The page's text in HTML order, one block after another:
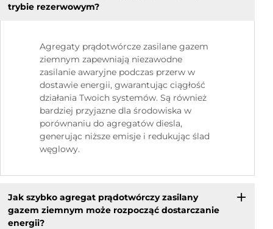
trybie rezerwowym?
Agregaty prądotwórcze zasilane gazem
ziemnym zapewniają niezawodne
zasilanie awaryjne podczas przerw w
dostawie energii, gwarantując ciągłość
działania Twoich systemów. Są również
bardziej przyjazne dla środowiska w
porównaniu do agregatów diesla,
generując niższe emisje i redukując ślad
węglowy.
Jak szybko agregat prądotwórczy zasilany
gazem ziemnym może rozpocząć dostarczanie
energii?